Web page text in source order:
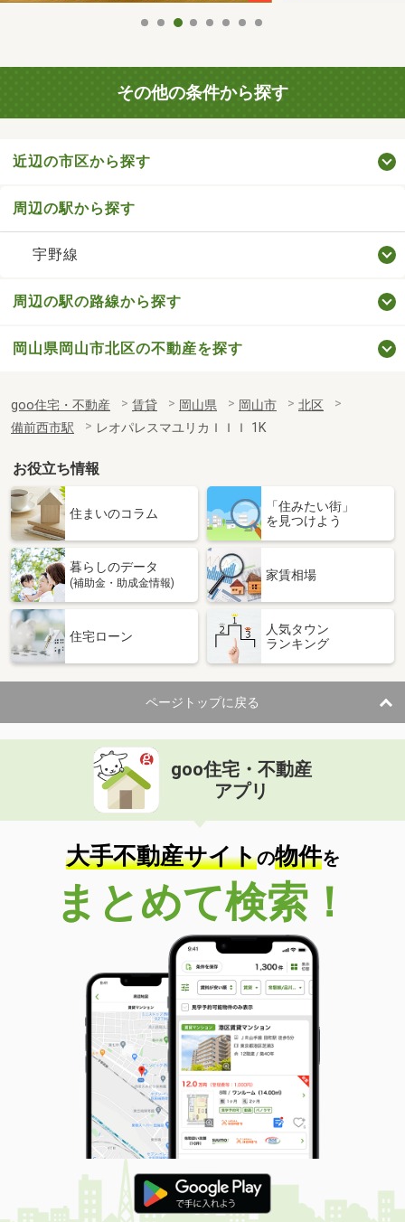
その他の条件から探す
近辺の市区から探す
周辺の駅から探す
宇野線
周辺の駅の路線から探す
岡山県岡山市北区の不動産を探す
goo住宅・不動産 賃貸 岡山県 岡山市
北区
備前西市駅
レオパレスマユリカＩＩＩ 1K
お役立ち情報
住まいのコラム
「住みたい街」
を見つけよう
暮らしのデータ
(補助金・助成金情報)
家賃相場
住宅ローン
人気タウン
ランキング
ページトップに戻る
goo住宅・不動産
アプリ
大手不動産サイトの物件を
まとめて検索！